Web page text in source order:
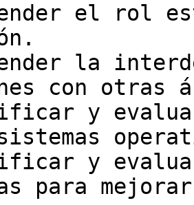
el rol
la
con otras
y
y
para